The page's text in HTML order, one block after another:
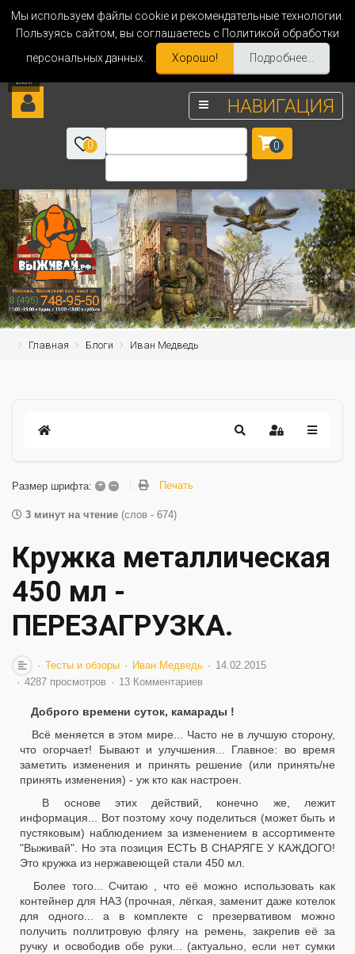
Мы используем файлы cookie и рекомендательные технологии.
Пользуясь сайтом, вы соглашаетесь с Политикой обработки
персональных данных.
Хорошо! Подробнее...
НАВИГАЦИЯ
0 0
Главная Блоги Иван Медведь
Размер шрифта: + – Печать
3 минут на чтение (слов - 674)
Кружка металлическая
450 мл -
ПЕРЕЗАГРУЗКА.
Тесты и обзоры Иван Медведь
14.02.2015
4287 просмотров
13 Комментариев
Доброго времени суток, камарады !
Всё меняется в этом мире... Часто не в лучшую сторону,
что огорчает! Бывают и улучшения... Главное: во время
заметить изменения и принять решение (или принять/не
принять изменения) - уж кто как настроен.
В основе этих действий, конечно же, лежит
информация... Вот поэтому хочу поделиться (может быть и
пустяковым) наблюдением за изменением в ассортименте
"Выживай". Но эта позиция ЕСТЬ В СНАРЯГЕ У КАЖДОГО!
Это кружка из нержавеющей стали 450 мл.
Более того... Считаю , что её можно использовать как
контейнер для НАЗ (прочная, лёгкая, заменит даже котелок
для одного... а в комплекте с презервативом можно
получить поллитровую флягу на ремень, закрепив её за
ручку и освободив обе руки... (актуально, если нет сумки